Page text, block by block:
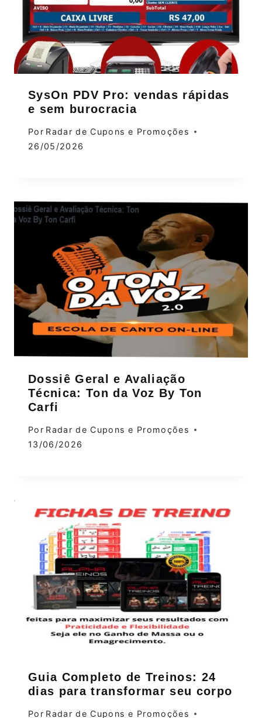
SysOn PDV Pro: vendas rápidas
e sem burocracia
Por Radar de Cupons e Promoções
26/05/2026
Dossiê Geral e Avaliação
Técnica: Ton da Voz By Ton
Carfi
Por Radar de Cupons e Promoções
13/06/2026
Guia Completo de Treinos: 24
dias para transformar seu corpo
Por Radar de Cupons e Promoções